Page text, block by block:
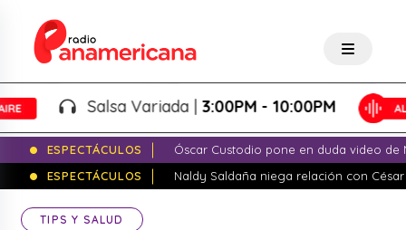
Salsa Variada |3:00PM - 10:00PM
ESPECTÁCULOS
Óscar Custodio pone en duda video de
ESPECTÁCULOS
Naldy Saldaña niega relación con
TIPS Y SALUD